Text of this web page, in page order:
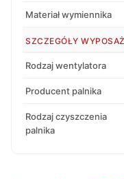
Materiał wymiennika
SZCZEGÓŁY
Rodzaj wentylatora
Producent palnika
Rodzaj czyszczenia
palnika